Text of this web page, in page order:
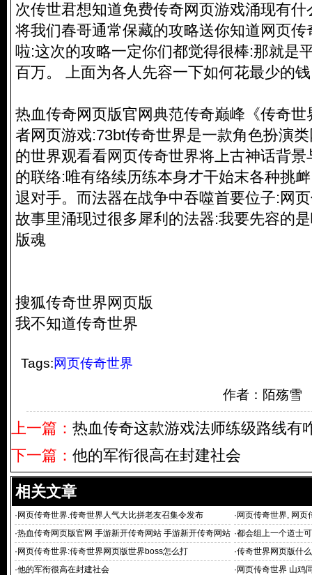
次传世君想知道免费传奇网页游戏涌现有
将我们春哥通常保藏的攻略送你知道网页
啦:这次的攻略一定你们都觉得很棒:那就是
百万。 上面为各人先容一下如何花最少的
热血传奇网页版官网典范传奇巅峰《传奇世
者网页游戏:73bt传奇世界是一款角色扮演
的世界观看看网页传奇世界将上古神话背
的联络:唯有络续历练本身才干始末各种挑
退对手。而法器在战争中吞噬首要位子:网
故事里涌现过很多犀利的法器:我要先容的
版魂
搜狐传奇世界网页版
我不知道传奇世界
Tags:网页传奇世界
作者：陌殇雪
上一篇： 热血传奇这款游戏法师练级路线有
下一篇： 他的军衔很高在封建社会
相关文章
· 网页传奇世界.传奇世界人气大比拼老友召集令发布 · 网页传奇世界, 网页
·热血传奇网页版官网 手游新开传奇网站 手游新开传奇网站 ·都会组上一个道士
· 网页传奇世界:传奇世界网页版世界boss怎么打 ·传奇世界网页版什
分享
·他的军衔很高在封建社会 · 网页传奇世界 山鸡